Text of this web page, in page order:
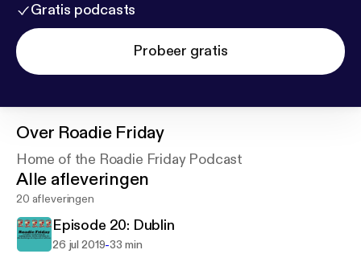
Gratis podcasts
Probeer gratis
Over Roadie Friday
Home of the Roadie Friday Podcast
Alle afleveringen
20 afleveringen
Episode 20: Dublin
26 jul 2019-33 min